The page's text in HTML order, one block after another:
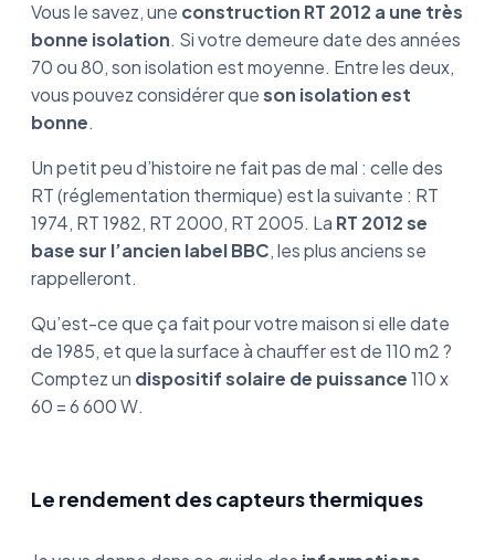
Vous le savez, une construction RT 2012 a une très
bonne isolation. Si votre demeure date des années
70 ou 80, son isolation est moyenne. Entre les deux,
vous pouvez considérer queson isolation est
bonne.
Un petit peu d’histoire ne fait pas de mal : celle des
RT (réglementation thermique) est la suivante : RT
1974, RT 1982, RT 2000, RT 2005. La RT 2012 se
base sur l’ancien label BBC, les plus anciens se
rappelleront.
Qu’est-ce que ça fait pour votre maison si elle date
de 1985, et que la surface à chauffer est de 110 m2 ?
Comptez un dispositif solaire de puissance110 x
60 = 6 600 W.
Le rendement des capteurs thermiques